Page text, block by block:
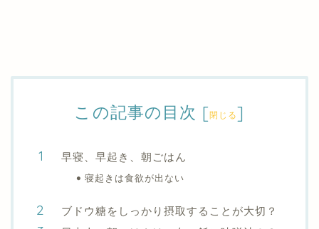
この記事の目次 [閉じる]
早寝、早起き、朝ごはん
寝起きは食欲が出ない
ブドウ糖をしっかり摂取することが大切？